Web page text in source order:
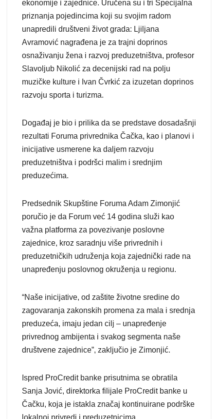
ekonomije i zajednice. Uručena su i tri Specijalna
priznanja pojedincima koji su svojim radom
unapredili društveni život grada: Ljiljana
Avramović nagrađena je za trajni doprinos
osnaživanju žena i razvoj preduzetništva, profesor
Slavoljub Nikolić za decenijski rad na polju
muzičke kulture i Ivan Čvrkić za izuzetan doprinos
razvoju sporta i turizma.
Događaj je bio i prilika da se predstave dosadašnji
rezultati Foruma privrednika Čačka, kao i planovi i
inicijative usmerene ka daljem razvoju
preduzetništva i podršci malim i srednjim
preduzećima.
Predsednik Skupštine Foruma Adam Zimonjić
poručio je da Forum već 14 godina služi kao
važna platforma za povezivanje poslovne
zajednice, kroz saradnju više privrednih i
preduzetničkih udruženja koja zajednički rade na
unapređenju poslovnog okruženja u regionu.
“Naše inicijative, od zaštite životne sredine do
zagovaranja zakonskih promena za mala i srednja
preduzeća, imaju jedan cilj – unapređenje
privrednog ambijenta i svakog segmenta naše
društvene zajednice”, zaključio je Zimonjić.
Ispred ProCredit banke prisutnima se obratila
Sanja Jović, direktorka filijale ProCredit banke u
Čačku, koja je istakla značaj kontinuirane podrške
lokalnoj privredi i preduzetnicima.